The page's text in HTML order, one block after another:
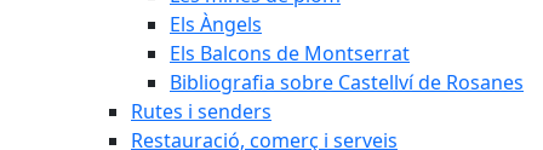
Els Àngels
Els Balcons de Montserrat
Bibliografia sobre Castellví de Rosanes
Rutes i senders
Restauració, comerç i serveis